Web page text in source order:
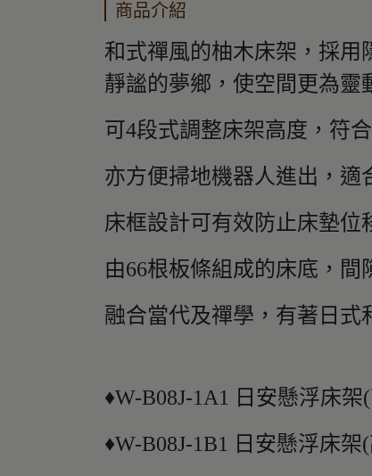
商品介紹
和式禪風的柚木床架，採用
靜謐的夢鄉，使空間更為靈
可4段式調整床架高度，符
亦方便掃地機器人進出，適
床框設計可有效防止床墊位
由66根板條組成的床底，間
融合當代及禪學，有著日式
♦W-B08J-1A1 日安懸浮床
♦W-B08J-1B1 日安懸浮床